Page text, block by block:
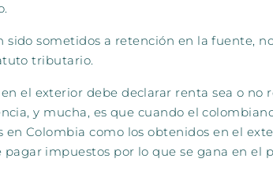
sometidos a retención en la fuente,
tributario.
el exterior debe declarar renta sea o no
y mucha, es que cuando el
Colombia como los obtenidos en el
impuestos por lo que se gana en el